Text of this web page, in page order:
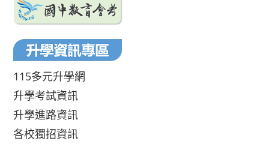
115多元升學網
升學考試資訊
升學進路資訊
各校獨招資訊